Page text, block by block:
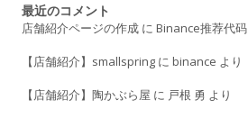
最近のコメント
店舗紹介ページの作成 に Binance推荐代码
【店舗紹介】smallspring に binance より
【店舗紹介】陶かぶら屋 に 戸根 勇 より